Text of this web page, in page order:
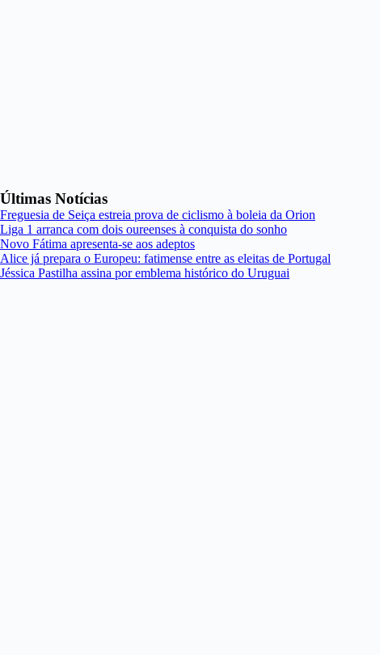
Últimas Notícias
Freguesia de Seiça estreia prova de ciclismo à boleia da Orion
Liga 1 arranca com dois oureenses à conquista do sonho
Novo Fátima apresenta-se aos adeptos
Alice já prepara o Europeu: fatimense entre as eleitas de Portugal
Jéssica Pastilha assina por emblema histórico do Uruguai